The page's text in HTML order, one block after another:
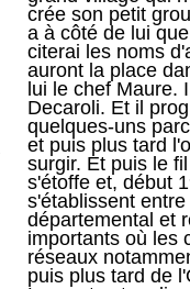
crée son petit
a à côté de lui
citerai les noms
auront la place
lui le chef Maure.
Decaroli. Et il
quelques-uns
et puis plus tard
surgir. Et puis le
s'étoffe et, début
s'établissent
départemental et
importants où les
réseaux
puis plus tard de